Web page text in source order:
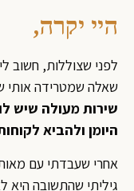
היי יקרה,
לפני שצוללות, חשוב
שאלה שמטרידה אותי
שירות מעולה שיש
היומן ולהביא
אחרי שעבדתי עם
גיליתי שהתשובה היא